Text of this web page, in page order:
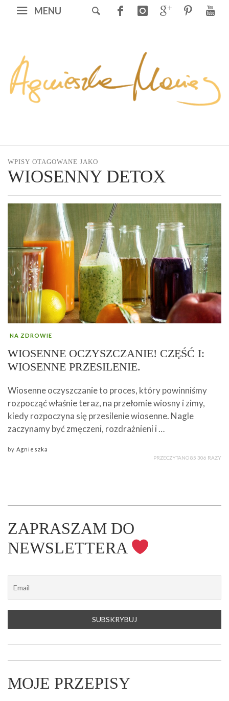
MENU
WPISY OTAGOWANE JAKO
WIOSENNY DETOX
NA ZDROWIE
WIOSENNE OCZYSZCZANIE! CZĘŚĆ I:
WIOSENNE PRZESILENIE.
Wiosenne oczyszczanie to proces, który powinniśmy
rozpocząć właśnie teraz, na przełomie wiosny i zimy,
kiedy rozpoczyna się przesilenie wiosenne. Nagle
zaczynamy być zmęczeni, rozdrażnieni i …
by Agnieszka
PRZECZYTANO 85 306 RAZY
ZAPRASZAM DO
NEWSLETTERA
MOJE PRZEPISY